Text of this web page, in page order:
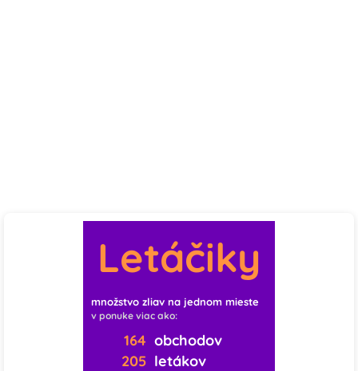
Letáčiky
množstvo zliav na jednom mieste
v ponuke viac ako:
164 obchodov
205 letákov